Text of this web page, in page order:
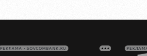
РЕКЛАМА • SOVCOMBANK.RU РЕКЛАМА